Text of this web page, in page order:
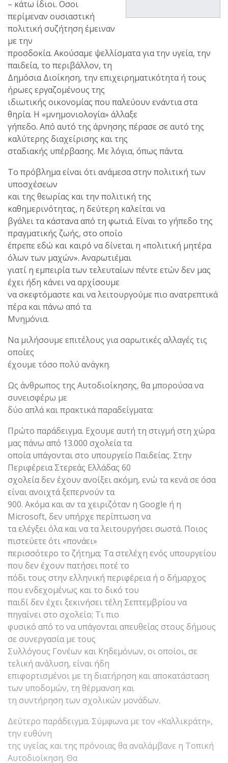
– κάτω ίδιοι. Οσοι
περίμεναν ουσιαστική
πολιτική συζήτηση έμειναν
με την
προσδοκία. Ακούσαμε ψελλίσματα για την υγεία, την
παιδεία, το περιβάλλον, τη
Δημόσια Διοίκηση, την επιχειρηματικότητα ή τους
ήρωες εργαζομένους της
ιδιωτικής οικονομίας που παλεύουν ενάντια στα
θηρία. Η «μνημονιολογία» άλλαξε
γήπεδο. Από αυτό της άρνησης πέρασε σε αυτό της
καλύτερης διαχείρισης και της
σταδιακής υπέρβασης. Με λόγια, όπως πάντα.
Το πρόβλημα είναι ότι ανάμεσα στην πολιτική των
υποσχέσεων
και της θεωρίας και την πολιτική της
καθημερινότητας, η δεύτερη καλείται να
βγάλει τα κάστανα από τη φωτιά. Είναι το γήπεδο της
πραγματικής ζωής, στο οποίο
έπρεπε εδώ και καιρό να δίνεται η «πολιτική μητέρα
όλων των μαχών». Αναρωτιέμαι
γιατί η εμπειρία των τελευταίων πέντε ετών δεν μας
έχει ήδη κάνει να αρχίσουμε
να σκεφτόμαστε και να λειτουργούμε πιο ανατρεπτικά
πέρα και πάνω από τα
Μνημόνια.
Να μιλήσουμε επιτέλους για σαρωτικές αλλαγές τις
οποίες
έχουμε τόσο πολύ ανάγκη.
Ως άνθρωπος της Αυτοδιοίκησης, θα μπορούσα να
συνεισφέρω με
δύο απλά και πρακτικά παραδείγματα:
Πρώτο παράδειγμα. Εχουμε αυτή τη στιγμή στη χώρα
μας πάνω από 13.000 σχολεία τα
οποία υπάγονται στο υπουργείο Παιδείας. Στην
Περιφέρεια Στερεάς Ελλάδας 60
σχολεία δεν έχουν ανοίξει ακόμη, ενώ τα κενά σε όσα
είναι ανοιχτά ξεπερνούν τα
900. Ακόμα και αν τα χειριζόταν η Google ή η
Microsoft, δεν υπήρχε περίπτωση να
τα ελέγξει όλα και να τα λειτουργήσει σωστά. Ποιος
πιστεύετε ότι «πονάει»
περισσότερο το ζήτημα; Τα στελέχη ενός υπουργείου
που δεν έχουν πατήσει ποτέ το
πόδι τους στην ελληνική περιφέρεια ή ο δήμαρχος
που ενδεχομένως και το δικό του
παιδί δεν έχει ξεκινήσει τέλη Σεπτεμβρίου να
πηγαίνει στο σχολείο; Τι πιο
φυσικό από το να υπάγονται απευθείας στους δήμους
σε συνεργασία με τους
Συλλόγους Γονέων και Κηδεμόνων, οι οποίοι, σε
τελική ανάλυση, είναι ήδη
επιφορτισμένοι με τη διατήρηση και αποκατάσταση
των υποδομών, τη θέρμανση και
τη συντήρηση των σχολικών μονάδων.
Δεύτερο παράδειγμα. Σύμφωνα με τον «Καλλικράτη»,
την ευθύνη
της υγείας και της πρόνοιας θα αναλάμβανε η Τοπική
Αυτοδιοίκηση. Θα